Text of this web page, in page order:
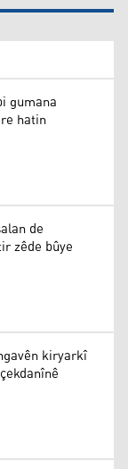
gumana
hatin
de
zêde bûye
kiryarkî